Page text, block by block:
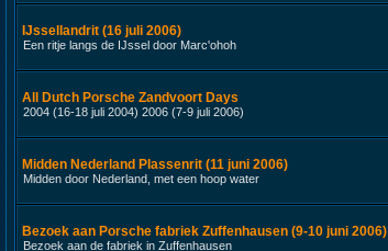
IJssellandrit (16 juli 2006)
Een ritje langs de IJssel door Marc'ohoh
All Dutch Porsche Zandvoort Days
2004 (16-18 juli 2004) 2006 (7-9 juli 2006)
Midden Nederland Plassenrit (11 juni 2006)
Midden door Nederland, met een hoop water
Bezoek aan Porsche fabriek Zuffenhausen (9-10 juni 2006)
Bezoek aan de fabriek in Zuffenhausen